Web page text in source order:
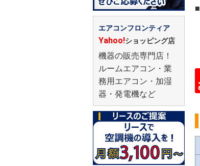
エアコンフロンティア
Yahoo!ショッピング店
機器の販売専門店！
ルームエアコン・業
務用エアコン・加湿
器・発電機など
■